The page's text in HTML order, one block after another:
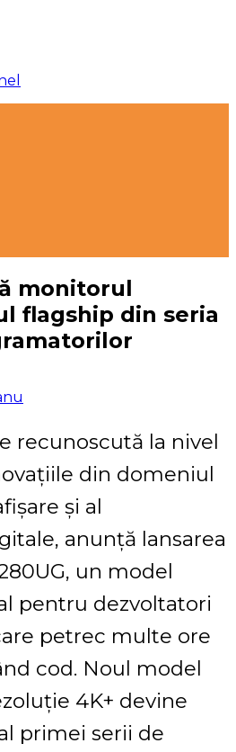
monitorul
flagship din seria
recunoscută la nivel
din domeniul
și al
anunță lansarea
un model
pentru dezvoltatori
petrec multe ore
cod. Noul model
4K+ devine
primei serii de